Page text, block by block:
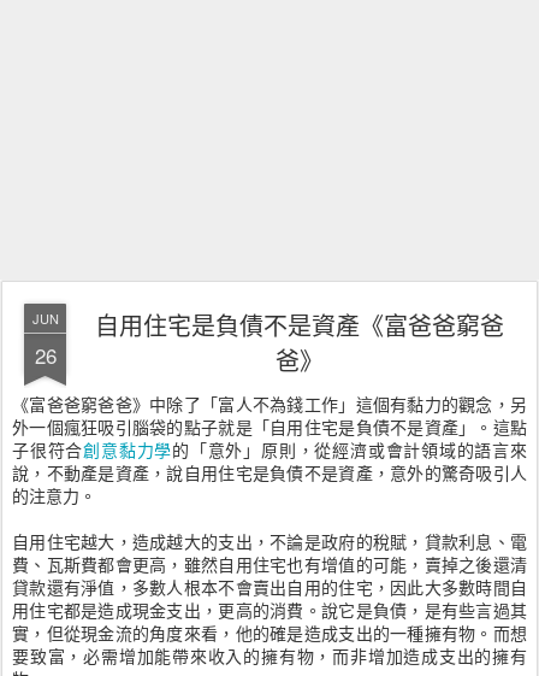
JUN
26
自用住宅是負債不是資產《富爸爸窮爸
爸》
《富爸爸窮爸爸》中除了「富人不為錢工作」這個有黏力的觀念，另
外一個瘋狂吸引腦袋的點子就是「自用住宅是負債不是資產」。這點
子很符合創意黏力學的「意外」原則，從經濟或會計領域的語言來
說，不動產是資產，說自用住宅是負債不是資產，意外的驚奇吸引人
的注意力。
自用住宅越大，造成越大的支出，不論是政府的稅賦，貸款利息、電
費、瓦斯費都會更高，雖然自用住宅也有增值的可能，賣掉之後還清
貸款還有淨值，多數人根本不會賣出自用的住宅，因此大多數時間自
用住宅都是造成現金支出，更高的消費。說它是負債，是有些言過其
實，但從現金流的角度來看，他的確是造成支出的一種擁有物。而想
要致富，必需增加能帶來收入的擁有物，而非增加造成支出的擁有